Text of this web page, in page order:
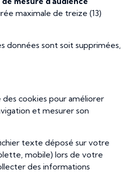
maximale de treize (13)
données sont soit supprimées,
des cookies pour améliorer
et mesurer son
texte déposé sur votre
mobile) lors de votre
des informations